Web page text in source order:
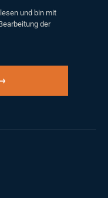
und bin mit
der